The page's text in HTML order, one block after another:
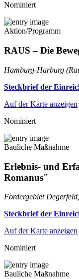
Nominiert
Aktion/Programm
RAUS – Die
Hamburg-Harburg
Steckbrief der
Auf der Karte anzeigen
Nominiert
Bauliche Maßnahme
Erlebnis- und
Romanus"
Fördergebiet
Steckbrief der
Auf der Karte anzeigen
Nominiert
Bauliche Maßnahme